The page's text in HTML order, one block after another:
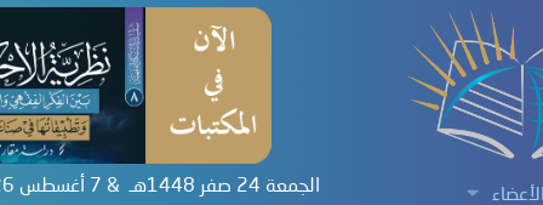
الأعضاء الجمعة 24 صفر 1448هـ & 7 أغسطس 2026م